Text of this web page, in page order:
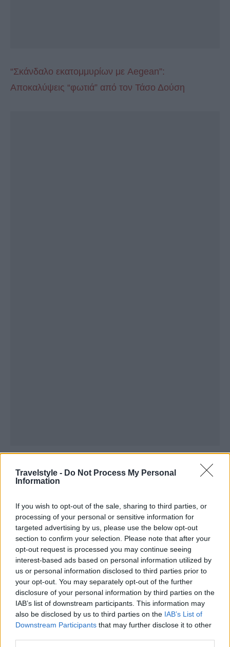
Travelstyle - Do Not Process My Personal
Information
If you wish to opt-out of the sale, sharing to third parties, or
processing of your personal or sensitive information for
targeted advertising by us, please use the below opt-out
section to confirm your selection. Please note that after your
opt-out request is processed you may continue seeing
interest-based ads based on personal information utilized by
us or personal information disclosed to third parties prior to
your opt-out. You may separately opt-out of the further
disclosure of your personal information by third parties on the
IAB’s list of downstream participants. This information may
also be disclosed by us to third parties on the IAB’s List of
Downstream Participants that may further disclose it to other
“Σκάνδαλο εκατομμυρίων με Aegean”:
Αποκαλύψεις “φωτιά” από τον Τάσο Δούση
Οι πτήσεις με μικρότερη συχνότητα από μια φορά
την ημέρα βασίζονται στο σύστημα ημερολογίου
μπορεί να έχουν 2 πτήσεις αντί για μία.